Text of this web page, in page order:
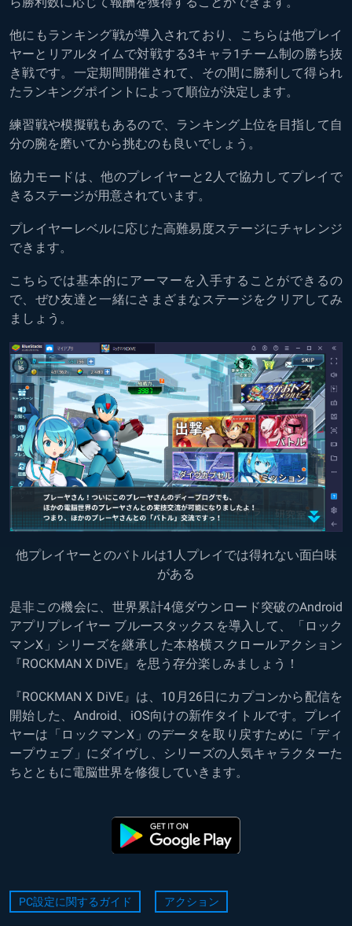
他にもランキング戦が導入されており、こちらは他プレイ
ヤーとリアルタイムで対戦する3キャラ1チーム制の勝ち抜
き戦です。一定期間開催されて、その間に勝利して得られ
たランキングポイントによって順位が決定します。
練習戦や模擬戦もあるので、ランキング上位を目指して自
分の腕を磨いてから挑むのも良いでしょう。
協力モードは、他のプレイヤーと2人で協力してプレイで
きるステージが用意されています。
プレイヤーレベルに応じた高難易度ステージにチャレンジ
できます。
こちらでは基本的にアーマーを入手することができるの
で、ぜひ友達と一緒にさまざまなステージをクリアしてみ
ましょう。
他プレイヤーとのバトルは1人プレイでは得れない面白味
がある
是非この機会に、世界累計4億ダウンロード突破のAndroid
アプリプレイヤー ブルースタックスを導入して、「ロック
マンX」シリーズを継承した本格横スクロールアクション
『ROCKMAN X DiVE』を思う存分楽しみましょう！
『ROCKMAN X DiVE』は、10月26日にカプコンから配信を
開始した、Android、iOS向けの新作タイトルです。プレイ
ヤーは「ロックマンX」のデータを取り戻すために「ディ
ープウェブ」にダイヴし、シリーズの人気キャラクターた
ちとともに電脳世界を修復していきます。
PC設定に関するガイド アクション